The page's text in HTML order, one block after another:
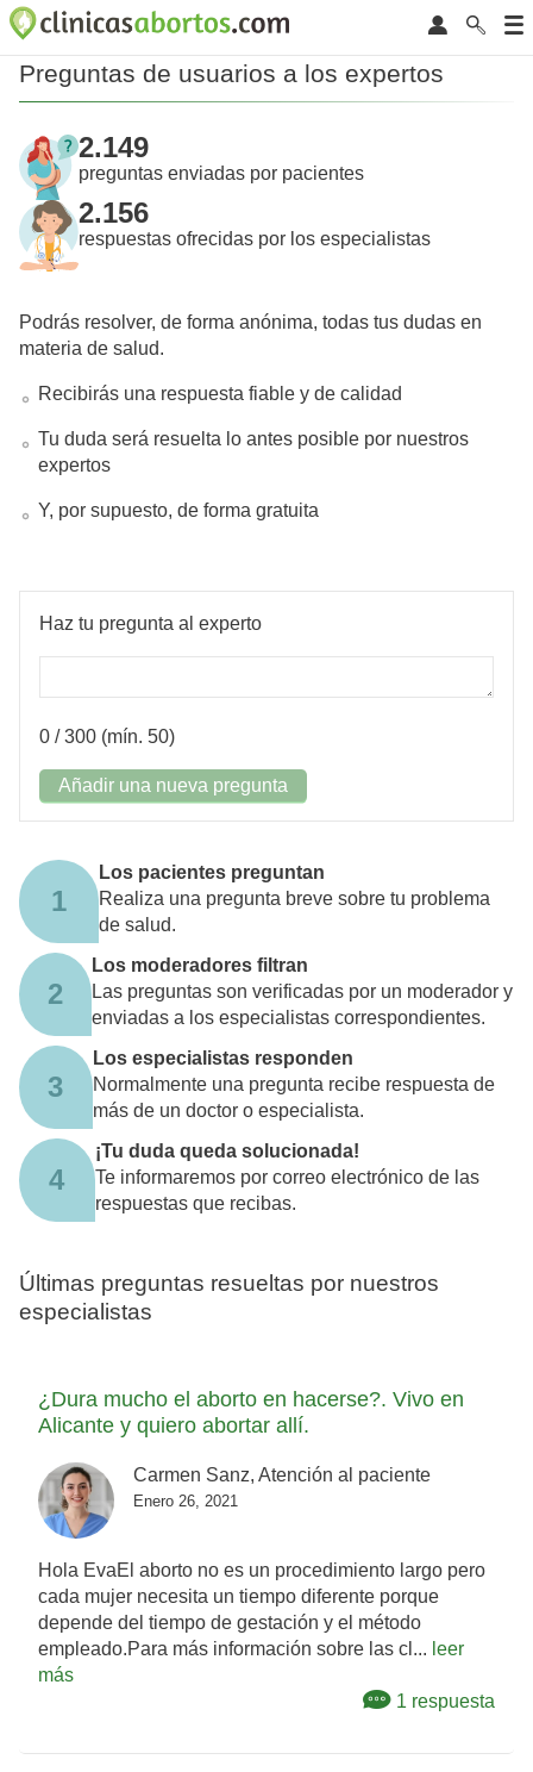
Preguntas de usuarios a los expertos
2.149
preguntas enviadas por pacientes
2.156
respuestas ofrecidas por los especialistas
Podrás resolver, de forma anónima, todas tus dudas en
materia de salud.
Recibirás una respuesta fiable y de calidad
Tu duda será resuelta lo antes posible por nuestros
expertos
Y, por supuesto, de forma gratuita
Haz tu pregunta al experto
0 / 300 (mín. 50)
Añadir una nueva pregunta
1
Los pacientes preguntan
Realiza una pregunta breve sobre tu problema
de salud.
2
Los moderadores filtran
Las preguntas son verificadas por un moderador y
enviadas a los especialistas correspondientes.
3
Los especialistas responden
Normalmente una pregunta recibe respuesta de
más de un doctor o especialista.
4
¡Tu duda queda solucionada!
Te informaremos por correo electrónico de las
respuestas que recibas.
Últimas preguntas resueltas por nuestros
especialistas
¿Dura mucho el aborto en hacerse?. Vivo en
Alicante y quiero abortar allí.
Carmen Sanz, Atención al paciente
Enero 26, 2021
Hola EvaEl aborto no es un procedimiento largo pero
cada mujer necesita un tiempo diferente porque
depende del tiempo de gestación y el método
empleado.Para más información sobre las cl... leer
más
1 respuesta